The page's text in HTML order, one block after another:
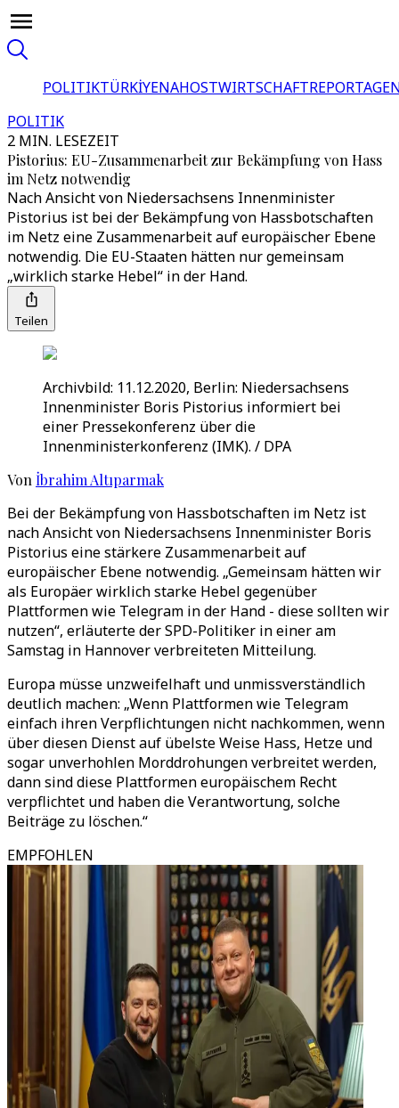
POLITIKTÜRKİYENAHOSTWIRTSCHAFT
POLITIK
2 MIN. LESEZEIT
Pistorius: EU-Zusammenarbeit zur Bekämpfung von Hass
im Netz notwendig
Nach Ansicht von Niedersachsens Innenminister
Pistorius ist bei der Bekämpfung von Hassbotschaften
im Netz eine Zusammenarbeit auf europäischer Ebene
notwendig. Die EU-Staaten hätten nur gemeinsam
„wirklich starke Hebel“ in der Hand.
Teilen
Archivbild: 11.12.2020, Berlin: Niedersachsens
Innenminister Boris Pistorius informiert bei
einer Pressekonferenz über die
Innenministerkonferenz (IMK). / DPA
Von İbrahim Altıparmak
Bei der Bekämpfung von Hassbotschaften im Netz ist
nach Ansicht von Niedersachsens Innenminister Boris
Pistorius eine stärkere Zusammenarbeit auf
europäischer Ebene notwendig. „Gemeinsam hätten wir
als Europäer wirklich starke Hebel gegenüber
Plattformen wie Telegram in der Hand - diese sollten wir
nutzen“, erläuterte der SPD-Politiker in einer am
Samstag in Hannover verbreiteten Mitteilung.
Europa müsse unzweifelhaft und unmissverständlich
deutlich machen: „Wenn Plattformen wie Telegram
einfach ihren Verpflichtungen nicht nachkommen, wenn
über diesen Dienst auf übelste Weise Hass, Hetze und
sogar unverhohlen Morddrohungen verbreitet werden,
dann sind diese Plattformen europäischem Recht
verpflichtet und haben die Verantwortung, solche
Beiträge zu löschen.“
EMPFOHLEN